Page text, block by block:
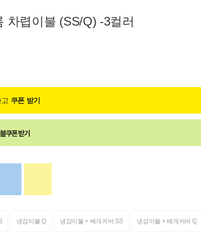
차렵이불 (SS/Q) -3컬러
쿠폰 받기
냉감이불 Q 냉감이불 + 베개커버 SS 냉감이불 + 베개커버 Q